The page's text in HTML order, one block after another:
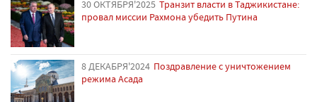
30 ОКТЯБРЯ'2025 Транзит власти в Таджикистане:
провал миссии Рахмона убедить Путина
8 ДЕКАБРЯ'2024 Поздравление с уничтожением
режима Асада